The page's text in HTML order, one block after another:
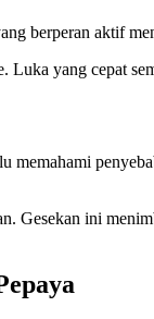
berperan aktif
yang cepat
memahami
Gesekan ini